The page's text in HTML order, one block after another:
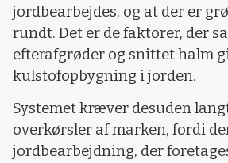
jordbearbejdes, og at der er
rundt. Det er de faktorer, der
efterafgrøder og snittet halm
kulstofopbygning i jorden.
Systemet kræver desuden
overkørsler af marken, fordi
jordbearbejdning, der